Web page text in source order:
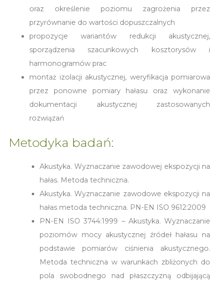
oraz określenie poziomu zagrożenia przez
przyrównanie do wartości dopuszczalnych
propozycje wariantów redukcji akustycznej,
sporządzenia szacunkowych kosztorysów i
harmonogramów prac
montaż izolacji akustycznej, weryfikacja pomiarowa
przez ponowne pomiary hałasu oraz wykonanie
dokumentacji akustycznej zastosowanych
rozwiązań
Metodyka badań:
Akustyka. Wyznaczanie zawodowej ekspozycji na
hałas. Metoda techniczna.
Akustyka. Wyznaczanie zawodowe ekspozycji na
hałas metoda techniczna. PN-EN ISO 9612:2009
PN-EN ISO 3744:1999 – Akustyka. Wyznaczanie
poziomów mocy akustycznej źródeł hałasu na
podstawie pomiarów ciśnienia akustycznego.
Metoda techniczna w warunkach zbliżonych do
pola swobodnego nad płaszczyzną odbijającą